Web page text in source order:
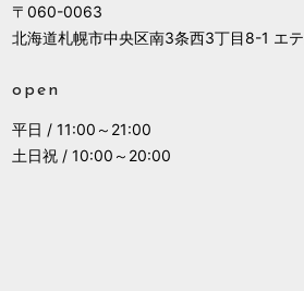
〒060-0063
北海道札幌市中央区南3条西3丁目8-1 エ
open
平日 / 11:00～21:00
土日祝 / 10:00～20:00